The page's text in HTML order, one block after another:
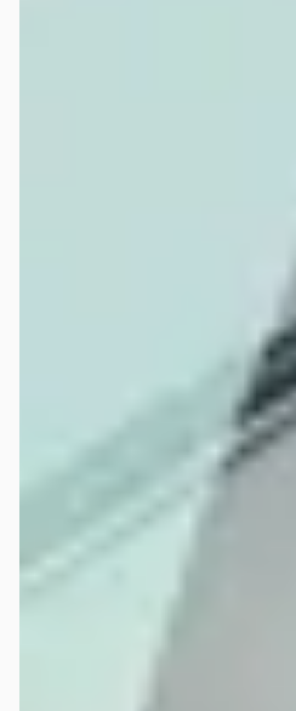
Onze ervaring met dit
begon al bij ons eerste bezoek
wachten werden wij nog steeds
genoeg is dit na de aankoop
inruilprijs die wij via de functie
hadden aangevraagd, vonden wij
klantgericht. Het daadwerkelijke
dankzij het contact met de
dat achteraf één van de weinige
duidelijk te wensen over. Zaken
mattenset zijn niet goed
die door het bedrijf was